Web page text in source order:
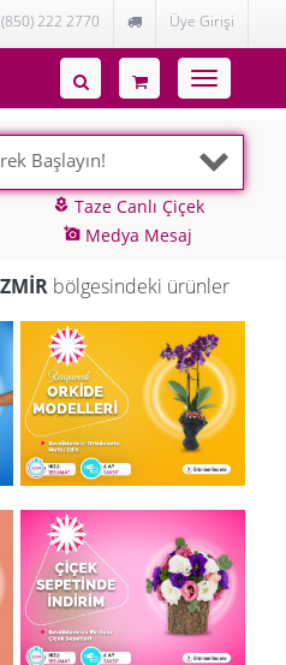
222 2770 Üye Girişi
Toggle
navigation
Başlayın!
local_florist Taze Canlı Çiçek
add_a_photo Medya Mesaj
bölgesindeki ürünler